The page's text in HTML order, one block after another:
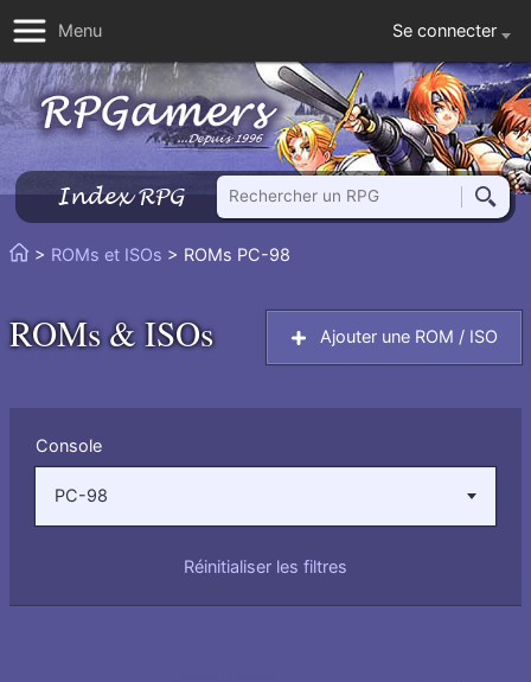
Menu Se connecter
Index RPG
Rechercher un RPG
Vous
:
> ROMs et ISOs > ROMs PC-98
ROMs & ISOs Ajouter une ROM / ISO
parConsole
PC-98
Réinitialiser les filtres